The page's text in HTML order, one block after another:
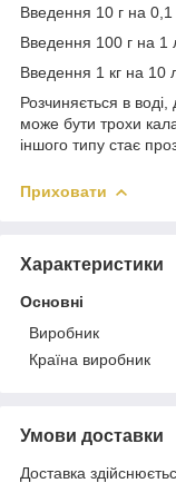
Введення 10 г на 0,1
Введення 100 г на 1
Введення 1 кг на 10
Розчиняється в
може бути трохи
іншого типу стає
Приховати
Характеристики
Основні
Виробник
Країна виробник
Умови доставки
Доставка